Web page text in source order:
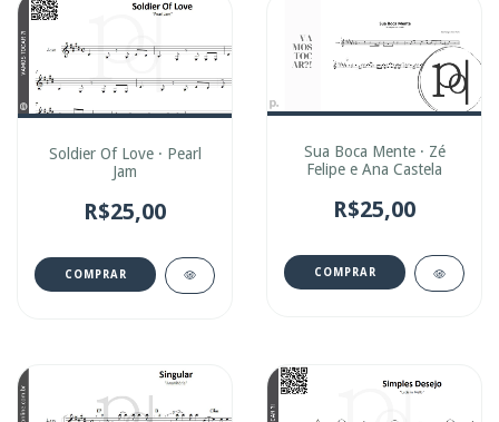
Soldier Of Love · Pearl
Jam
R$25,00
COMPRAR
Sua Boca Mente · Zé
Felipe e Ana Castela
R$25,00
COMPRAR